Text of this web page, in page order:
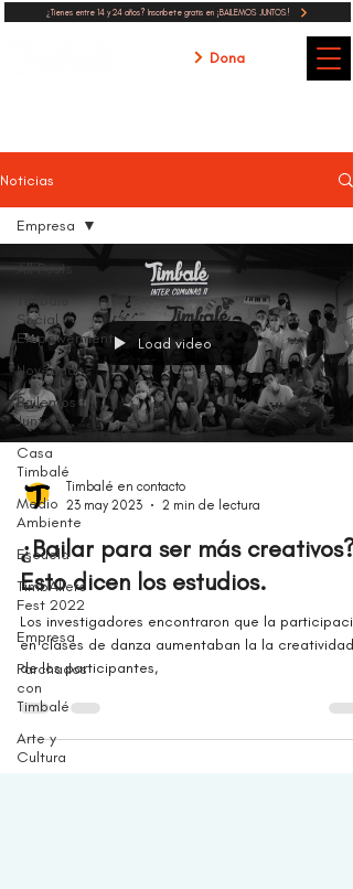
¿Tienes entre 14 y 24 años? Inscribete gratis en ¡BAILEMOS JUNTOS!
Dona
Noticias
All Posts
Timbalé
Social
Empowerment
Novedades
Bailemos
Juntos
Casa
Timbalé
Medio
Ambiente
Escuela
TimbAllero
Fest 2022
Empresa
Parchados
con
Timbalé
Arte y
Cultura
Empresa
Load video
Timbalé en contacto
23 may 2023
2 min de lectura
¿Bailar para ser más creativos?
Esto dicen los estudios.
Los investigadores encontraron que la
en clases de danza aumentaban la la creatividad
de los participantes,